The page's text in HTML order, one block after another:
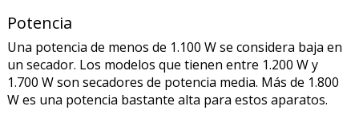
Potencia
Una potencia de menos de 1.100 W se considera baja en
un secador. Los modelos que tienen entre 1.200 W y
1.700 W son secadores de potencia media. Más de 1.800
W es una potencia bastante alta para estos aparatos.